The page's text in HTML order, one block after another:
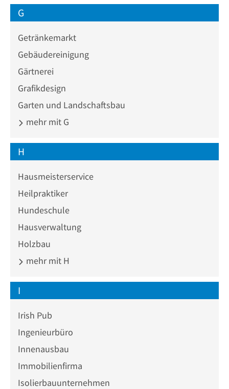
G
Getränkemarkt
Gebäudereinigung
Gärtnerei
Grafikdesign
Garten und Landschaftsbau
mehr mit G
H
Hausmeisterservice
Heilpraktiker
Hundeschule
Hausverwaltung
Holzbau
mehr mit H
I
Irish Pub
Ingenieurbüro
Innenausbau
Immobilienfirma
Isolierbauunternehmen